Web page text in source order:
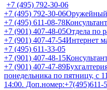
+7 (495) 792-30-06
+7 (495) 792-30-06Оружейный
+7 (495) 611-08-78
+7 (901) 407-48-05Отдела по
+7 (901) 407-47-54Интернет
+7 (495) 611-33-05
+7 (901) 407-48-15
+7 (901) 407-47-89
понедельника по пятницу, с
14:00. Доп.номер:+7(495)611-